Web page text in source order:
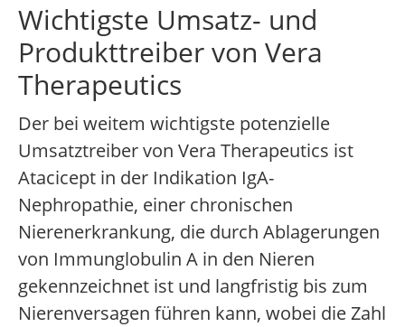
Wichtigste Umsatz- und
Produkttreiber von Vera
Therapeutics
Der bei weitem wichtigste potenzielle
Umsatztreiber von Vera Therapeutics ist
Atacicept in der Indikation IgA-
Nephropathie, einer chronischen
Nierenerkrankung, die durch Ablagerungen
von Immunglobulin A in den Nieren
gekennzeichnet ist und langfristig bis zum
Nierenversagen führen kann, wobei die Zahl